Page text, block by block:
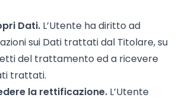
Dati.L’Utente ha diritto ad
sui Dati trattati dal Titolare, su
del trattamento ed a ricevere
trattati.
la rettificazione.L’Utente